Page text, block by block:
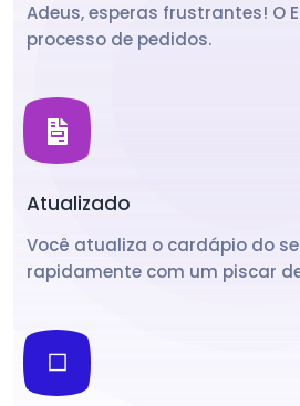
Adeus, esperas frustrantes! O
processo de pedidos.
Atualizado
Você atualiza o cardápio do
rapidamente com um piscar